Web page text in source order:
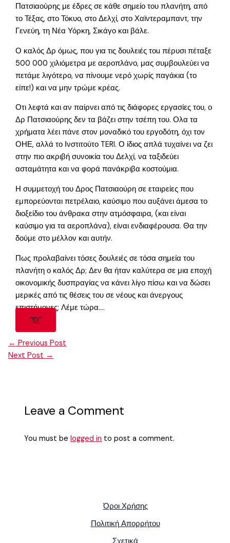
Πατσιαούρης με έδρες σε κάθε σημείο του πλανήτη, από
το Τέξας, στο Τόκυο, στο Δελχί, στο Χαϊντεραμπαντ, την
Γενεύη, τη Νέα Υόρκη, Σικάγο και βάλε.
Ο καλός Δρ όμως, που για τις δουλειές τοu πέρυσι πέταξε
500 000 χιλιόμετρα με αεροπλάνο, μας συμβουλεύει να
πετάμε λιγότερο, να πίνουμε νερό χωρίς παγάκια (το
είπε!) και να μην τρώμε κρέας.
Οτι λεφτά και αν παίρνει από τις διάφορες εργασίες του, ο
Δρ Πατσιαούρης δεν τα βάζει στην τσέπη του. Ολα τα
χρήματα λέει πάνε στον μοναδικό του εργοδότη, όχι τον
ΟΗΕ, αλλά το Ινστιτούτο TERI. Ο ίδιος απλά τυχαίνει να ζει
στην πιο ακριβή συνοικία του Δελχί, να ταξιδεύει
ασταμάτητα και να φορά πανάκριβα κοστούμια.
Η συμμετοχή του Δρος Πατσιαούρη σε εταιρείες που
εμπορεύονται πετρέλαιο, καύσιμο που αυξάνει άμεσα το
διοξείδιο του άνθρακα στην ατμόσφαιρα, (και είναι
καύσιμο για τα αεροπλάνα), είναι ενδιαφέρουσα. Θα την
δούμε στο μέλλον και αυτήν.
Πως προλαβαίνει τόσες δουλειές σε τόσα σημεία του
πλανήτη ο καλός Δρ; Δεν θα ήταν καλύτερα σε μια εποχή
οικονομικής δυσπραγίας να κάνει λίγο πίσω και να δώσει
μερικές από τις θέσεις του σε νέους και άνεργους
επιστήμονες; Λέμε τώρα….
PDF
← Previous Post
Next Post →
Leave a Comment
You must belogged in to post a comment.
Όροι Χρήσης
Πολιτική Απορρήτου